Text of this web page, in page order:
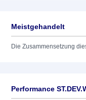
Meistgehandelt
Die Zusammensetzung
Performance